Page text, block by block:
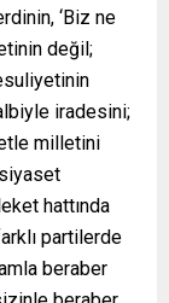
‘Biz ne
değil;
iradesini;
milletini
hattında
partilerde
beraber